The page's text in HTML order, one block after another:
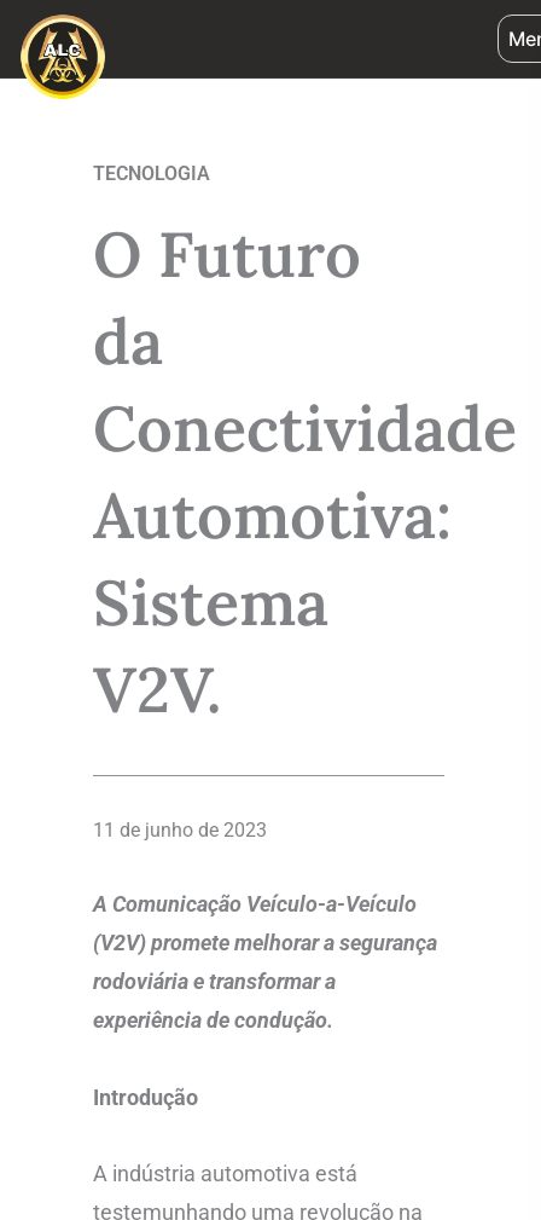
para
conteúdo
TECNOLOGIA
O Futuro
da
Conectividade
Automotiva:
Sistema
V2V.
11 de junho de 2023
A Comunicação Veículo-a-Veículo
(V2V) promete melhorar a segurança
rodoviária e transformar a
experiência de condução.
Introdução
A indústria automotiva está
testemunhando uma revolução na